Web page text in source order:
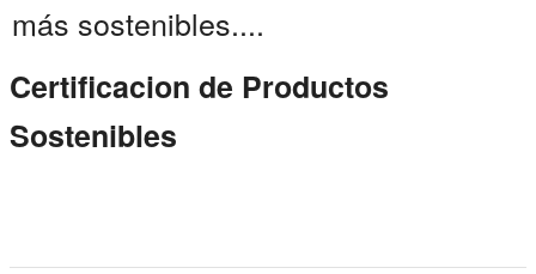
más sostenibles....
Certificacion de Productos
Sostenibles